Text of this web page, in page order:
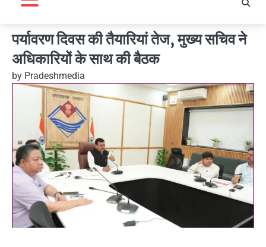
पर्यावरण दिवस की तैयारियां तेज, मुख्य सचिव ने
अधिकारियों के साथ की बैठक
by Pradeshmedia